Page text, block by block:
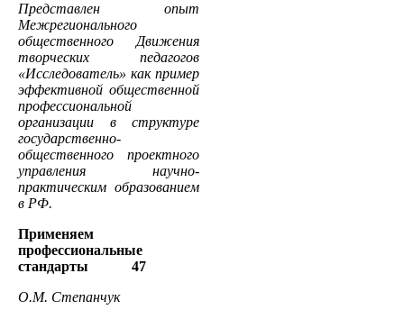
Представлен опыт
Межрегионального
общественного Движения
творческих педагогов
«Исследователь» как пример
эффективной общественной
профессиональной
организации в структуре
государственно-
общественного проектного
управления научно-
практическим образованием
в РФ.
Применяем
профессиональные
стандарты 47
О.М. Степанчук